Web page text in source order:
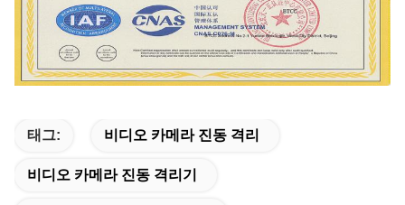
태그: 비디오 카메라 진동 격리
비디오 카메라 진동 격리기